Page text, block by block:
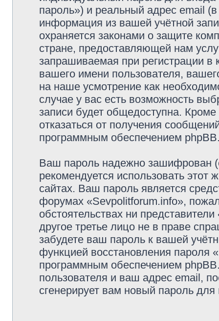
пароль») и реальный адрес email
информация из вашей учётной
охраняется законами о защите
стране, предоставляющей нам
запрашиваемая при регистрации
вашего имени пользователя,
на наше усмотрение как
случае у вас есть возможность
записи будет общедоступна. Кроме
отказаться от получения
программным обеспечением
Ваш пароль надежно зашифрован
рекомендуется использовать этот
сайтах. Ваш пароль является
форумах «Sevpolitforum.info»,
обстоятельствах ни
другое третье лицо не в праве
забудете ваш пароль к вашей
функцией восстановления пароля
программным обеспечением
пользователя и ваш адрес email,
сгенерирует вам новый пароль